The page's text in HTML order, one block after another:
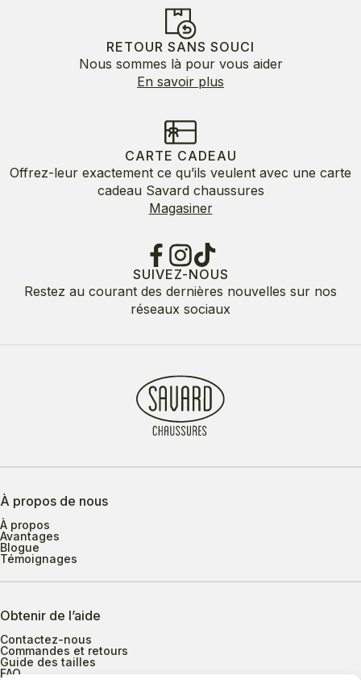
RETOUR SANS SOUCI
Nous sommes là pour vous aider
En savoir plus
CARTE CADEAU
Offrez-leur exactement ce qu’ils veulent avec une carte
cadeau Savard chaussures
Magasiner
SUIVEZ-NOUS
Restez au courant des dernières nouvelles sur nos
réseaux sociaux
À propos de nous
À propos
Avantages
Blogue
Témoignages
Obtenir de l’aide
Contactez-nous
Commandes et retours
Guide des tailles
FAQ